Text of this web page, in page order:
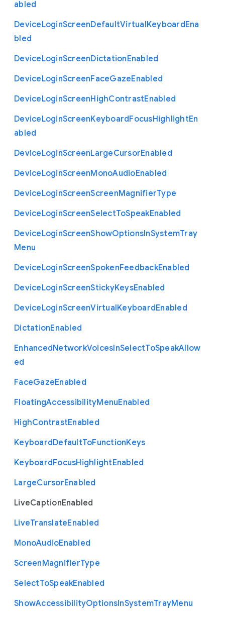
abled
DeviceLoginScreenDefaultVirtualKeyboardEna
bled
DeviceLoginScreenDictationEnabled
DeviceLoginScreenFaceGazeEnabled
DeviceLoginScreenHighContrastEnabled
DeviceLoginScreenKeyboardFocusHighlightEn
abled
DeviceLoginScreenLargeCursorEnabled
DeviceLoginScreenMonoAudioEnabled
DeviceLoginScreenScreenMagnifierType
DeviceLoginScreenSelectToSpeakEnabled
DeviceLoginScreenShowOptionsInSystemTray
Menu
DeviceLoginScreenSpokenFeedbackEnabled
DeviceLoginScreenStickyKeysEnabled
DeviceLoginScreenVirtualKeyboardEnabled
DictationEnabled
EnhancedNetworkVoicesInSelectToSpeakAllow
ed
FaceGazeEnabled
FloatingAccessibilityMenuEnabled
HighContrastEnabled
KeyboardDefaultToFunctionKeys
KeyboardFocusHighlightEnabled
LargeCursorEnabled
LiveCaptionEnabled
LiveTranslateEnabled
MonoAudioEnabled
ScreenMagnifierType
SelectToSpeakEnabled
ShowAccessibilityOptionsInSystemTrayMenu